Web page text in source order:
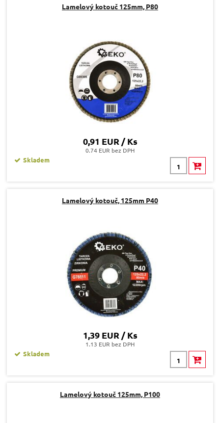
Lamelový kotouč 125mm, P80
0,91 EUR / Ks
0.74 EUR bez DPH
Skladem
Lamelový kotouč, 125mm P40
1,39 EUR / Ks
1.13 EUR bez DPH
Skladem
Lamelový kotouč 125mm, P100